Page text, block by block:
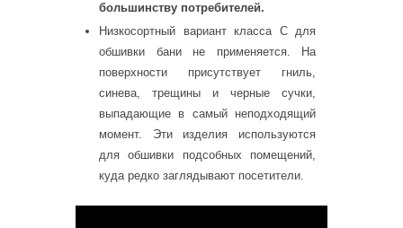
большинству потребителей.
Низкосортный вариант класса С для
обшивки бани не применяется. На
поверхности присутствует гниль,
синева, трещины и черные сучки,
выпадающие в самый неподходящий
момент. Эти изделия используются
для обшивки подсобных помещений,
куда редко заглядывают посетители.